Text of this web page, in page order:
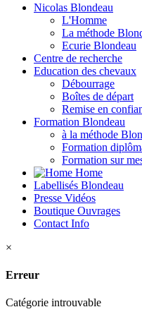
Nicolas Blondeau
L'Homme
La méthode
Ecurie Blondeau
Centre de recherche
Education des chevaux
Débourrage
Boîtes de départ
Remise en
Formation Blondeau
à la méthode
Formation
Formation sur
Home
Labellisés Blondeau
Presse Vidéos
Boutique Ouvrages
Contact Info
×
Erreur
Catégorie introuvable